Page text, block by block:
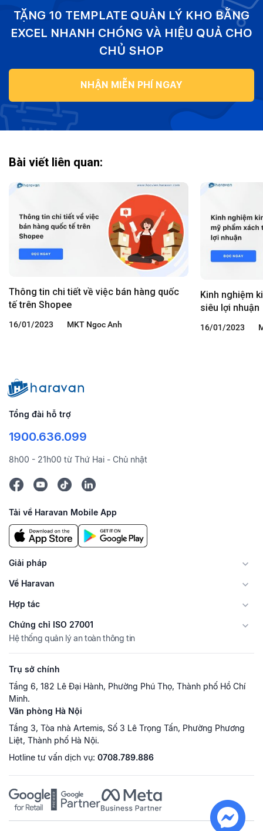
TẶNG 10 TEMPLATE QUẢN LÝ KHO BẰNG
EXCEL NHANH CHÓNG VÀ HIỆU QUẢ CHO
CHỦ SHOP
NHẬN MIỄN PHÍ NGAY
Bài viết liên quan:
Thông tin chi tiết về việc bán hàng quốc
tế trên Shopee
16/01/2023 MKT Ngoc Anh
Kinh nghiệm
siêu lợi nhuận
16/01/2023
Tổng đài hỗ trợ
1900.636.099
8h00 - 21h00 từ Thứ Hai - Chủ nhật
Tải về Haravan Mobile App
Giải pháp
Về Haravan
Hợp tác
Chứng chỉ ISO 27001
Hệ thống quản lý an toàn thông tin
Trụ sở chính
Tầng 6, 182 Lê Đại Hành, Phường Phú Thọ, Thành phố Hồ Chí
Minh.
Văn phòng Hà Nội
Tầng 3, Tòa nhà Artemis, Số 3 Lê Trọng Tấn, Phường Phương
Liệt, Thành phố Hà Nội.
Hotline tư vấn dịch vụ: 0708.789.886